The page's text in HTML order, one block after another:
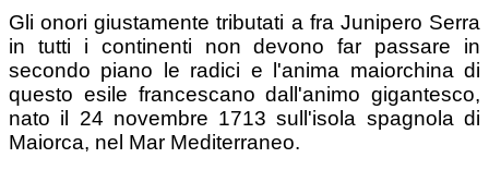
Gli onori giustamente tributati a fra Junipero Serra
in tutti i continenti non devono far passare in
secondo piano le radici e l'anima maiorchina di
questo esile francescano dall'animo gigantesco,
nato il 24 novembre 1713 sull'isola spagnola di
Maiorca, nel Mar Mediterraneo.